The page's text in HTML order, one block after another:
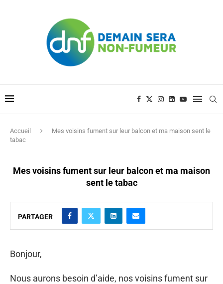
Accueil
Mes voisins fument sur leur balcon et ma maison sent le
tabac
Mes voisins fument sur leur balcon et ma maison
sent le tabac
PARTAGER
Bonjour,
Nous aurons besoin d’aide, nos voisins fument sur